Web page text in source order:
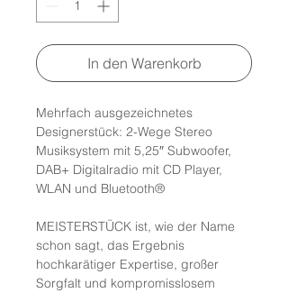
In den Warenkorb
Mehrfach ausgezeichnetes
Designerstück: 2-Wege Stereo
Musiksystem mit 5,25″ Subwoofer,
DAB+ Digitalradio mit CD Player,
WLAN und Bluetooth®
MEISTERSTÜCK ist, wie der Name
schon sagt, das Ergebnis
hochkarätiger Expertise, großer
Sorgfalt und kompromisslosem